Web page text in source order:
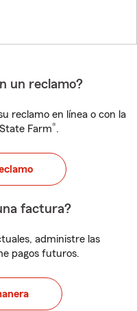
un reclamo?
reclamo en línea o con la
Farm®.
factura?
administre las
pagos futuros.